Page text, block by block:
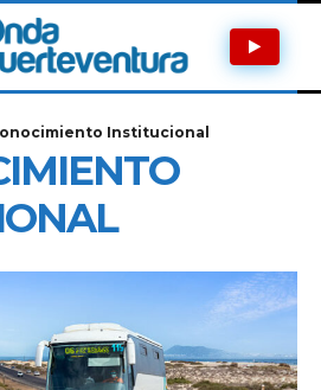
Institucional